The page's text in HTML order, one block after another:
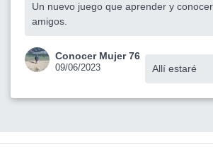
Un nuevo juego que aprender y
amigos.
Conocer Mujer 76
09/06/2023 Allí estaré